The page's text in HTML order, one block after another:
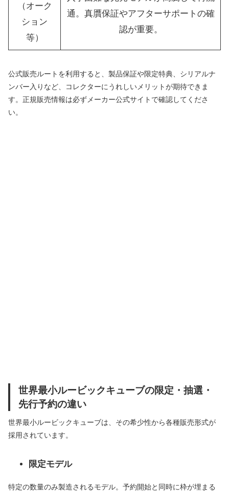
（オーク
ション
等）
通。真贋保証やアフターサポートの確
認が重要。
公式販売ルートを利用すると、製品保証や限定特典、シリアルナ
ンバー入りなど、コレクターにうれしいメリットが期待できま
す。正規販売情報は必ずメーカー公式サイトで確認してくださ
い。
世界最小ルービックキューブの限定・抽選・
先行予約の違い
世界最小ルービックキューブは、その希少性から各種販売形式が
採用されています。
限定モデル
特定の数量のみ製造されるモデル。予約開始と同時に枠が埋まる